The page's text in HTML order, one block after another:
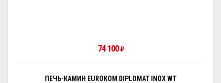
74 100₽
ПЕЧЬ-КАМИН EUROKOM DIPLOMAT INOX WT